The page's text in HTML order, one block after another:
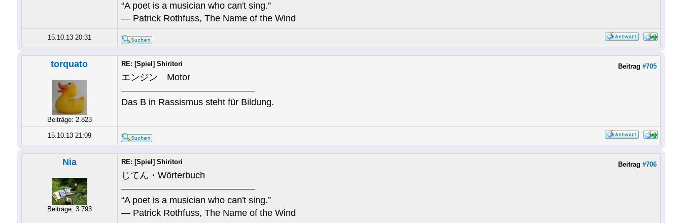
“A poet is a musician who can't sing.”
― Patrick Rothfuss, The Name of the Wind
15.10.13 20:31
torquato
Beiträge: 2.823
Beitrag #705
RE: [Spiel] Shiritori
エンジン Motor
Das B in Rassismus steht für Bildung.
15.10.13 21:09
Nia
Beiträge: 3.793
Beitrag #706
RE: [Spiel] Shiritori
じてん・Wörterbuch
“A poet is a musician who can't sing.”
― Patrick Rothfuss, The Name of the Wind